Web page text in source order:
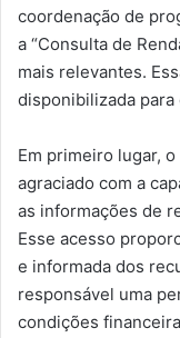
coordenação de
a “Consulta de
mais relevantes.
disponibilizada
Em primeiro lugar,
agraciado com a
as informações de
Esse acesso
e informada dos
responsável uma
condições